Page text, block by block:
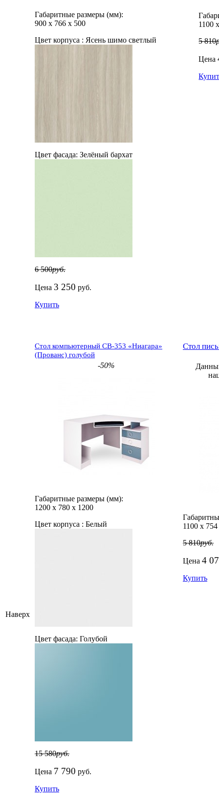
Наверх
Габаритные размеры (мм):
900 х 766 х 500
Цвет корпуса : Ясень шимо светлый
Цвет фасада: Зелёный бархат
6 500руб.
Цена 3 250 руб.
Купить
1100
5 810
Цена
Стол компьютерный СВ-353 «Ниагара»
(Прованс) голубой
-50%
Габаритные размеры (мм):
1200 х 780 х 1200
Цвет корпуса : Белый
Цвет фасада: Голубой
15 580руб.
Цена 7 790 руб.
Купить
Стол
1100 х 754
5 810руб.
Цена 4
Купить